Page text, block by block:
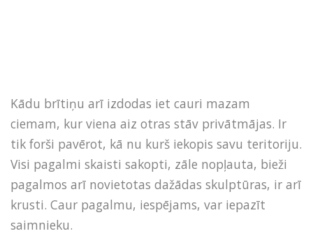
Kādu brītiņu arī izdodas iet cauri mazam
ciemam, kur viena aiz otras stāv privātmājas. Ir
tik forši pavērot, kā nu kurš iekopis savu teritoriju.
Visi pagalmi skaisti sakopti, zāle nopļauta, bieži
pagalmos arī novietotas dažādas skulptūras, ir arī
krusti. Caur pagalmu, iespējams, var iepazīt
saimnieku.